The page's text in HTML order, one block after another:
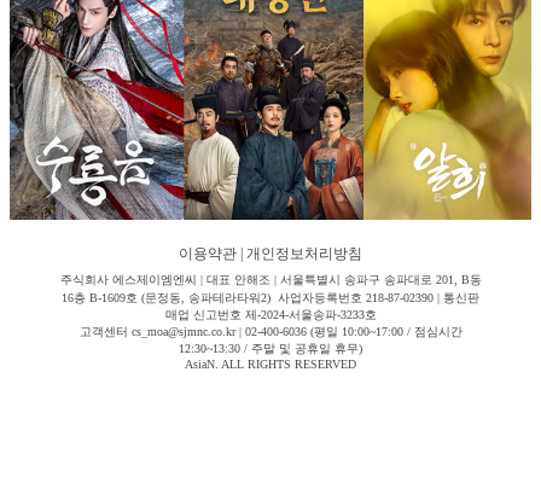
이용약관 개인정보처리방침
주식회사 에스제이엠엔씨 | 대표 안해조 | 서울특별시 송파구 송파대로 201, B동
16층 B-1609호 (문정동, 송파테라타워2) 사업자등록번호 218-87-02390 | 통신판
매업 신고번호 제-2024-서울송파-3233호
고객센터 cs_moa@sjmnc.co.kr | 02-400-6036 (평일 10:00~17:00 / 점심시간
12:30~13:30 / 주말 및 공휴일 휴무)
AsiaN. ALL RIGHTS RESERVED